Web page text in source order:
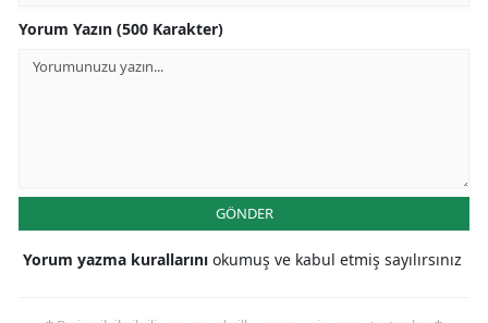
Yorum Yazın (500 Karakter)
GÖNDER
Yorum yazma kurallarını okumuş ve kabul etmiş sayılırsınız